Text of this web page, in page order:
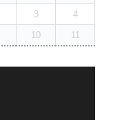
3
4
10 11